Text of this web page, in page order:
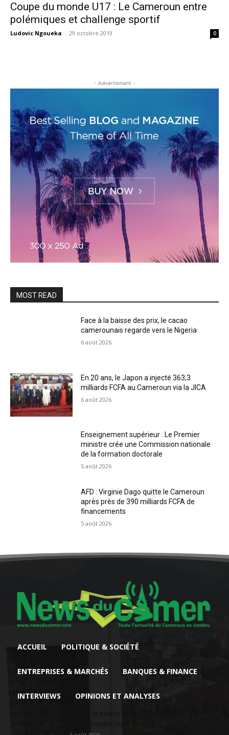
Coupe du monde U17 : Le Cameroun entre
polémiques et challenge sportif
Ludovic Ngoueka - 29 octobre 2019 0
- Advertisment -
MOST READ
Face à la baisse des prix, le cacao
camerounais regarde vers le Nigeria
6 août 2026
En 20 ans, le Japon a injecté 363,3
milliards FCFA au Cameroun via la JICA
6 août 2026
Enseignement supérieur : Le Premier
ministre crée une Commission nationale
de la formation doctorale
5 août 2026
AFD : Virginie Dago quitte le Cameroun
après près de 390 milliards FCFA de
financements
5 août 2026
ACCUEIL POLITIQUE & SOCIÉTÉ
ENTREPRISES & MARCHÉS BANQUES & FINANCE
INTERVIEWS OPINIONS ET ANALYSES